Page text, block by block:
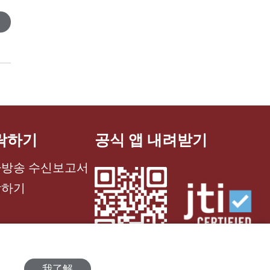
하기
송 수신보고서
기
공식 앱 내려받기